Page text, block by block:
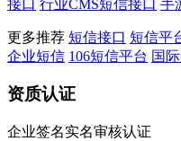
接口 行业CMS短信接口 手
更多推荐 短信接口 短信平
企业短信 106短信平台 国
资质认证
企业签名实名审核认证